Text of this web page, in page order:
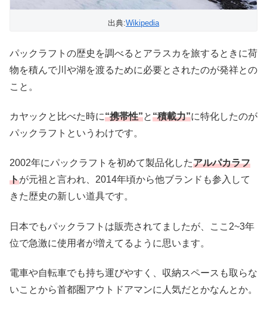
出典:Wikipedia
パックラフトの歴史を調べるとアラスカを旅するときに荷
物を積んで川や湖を渡るために必要とされたのが発祥との
こと。
カヤックと比べた時に“携帯性”と“積載力”に特化したのが
パックラフトというわけです。
2002年にパックラフトを初めて製品化したアルパカラフ
トが元祖と言われ、2014年頃から他ブランドも参入して
きた歴史の新しい道具です。
日本でもパックラフトは販売されてましたが、ここ2~3年
位で急激に使用者が増えてるように思います。
電車や自転車でも持ち運びやすく、収納スペースも取らな
いことから首都圏アウトドアマンに人気だとかなんとか。